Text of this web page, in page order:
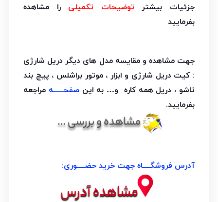
جزئیات بیشتر توضیحات تکمیلی را مشاهده
بفرمایید
جهت مشاهده و مقایسه مدل های دیگر دریل شارژی
: کیت دریل شارژی و ابزار ، موتور براشلس ، پیچ بند
تاشو ، دریل همه کاره و… به اینصفحـــــه مراجعه
بفرمایید.
آدرس فروشگــــاه جهت خرید حضــــوری: